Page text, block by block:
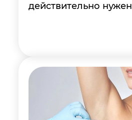
действительно нужен